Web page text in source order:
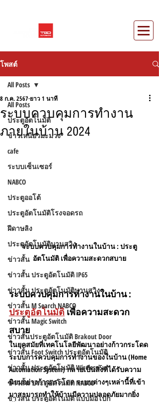
โพสต์
All Posts
ประตูอัตโนมัติ
ข้าวเหนียวมะม่วง
cafe
ระบบเซ็นเซอร์
NABCO
ประตูออโต้
ประตูอัตโนมัติโรงจอดรถ
ฝีดาษลิง
ประตูอัตโนมัติบานสวิง
ข่าวสั้น
ข่าวสั้น ประตูอัตโนมัติ IP65
ข่าวสั้น ประตูอัตโนมัติบานสวิง
ข่าวสั้น M Search NABCO
ข่าวสั้น Magic Switch
ข่าวสั้นประตูอัตโนมัติ Brakout Door
ข่าวสั้น Foot Switch ประตูอัตโนมัติ
ข่าวสั้น ประตูอัตโนมัติ Wireless Sw
ข่าวสั้น ประตูอัตโนมัติ NABCO
ข่าวสั้น ประตูอัตโนมัติ แบบมือโบก
All Posts
ระบบควบคุมการทํางาน
ภายในบ้าน 2024
8 ก.ค. 2567 ยาว 1 นาที
ระบบควบคุมการทำงานในบ้าน : ประตู
อัตโนมัติ เพื่อความสะดวกสบาย
ระบบควบคุมการทำงานในบ้าน :
ประตูอัตโนมัติ เพื่อความสะดวก
สบาย
ในยุคสมัยที่เทคโนโลยีพัฒนาอย่างก้าวกระโดด
ระบบการควบคุมการทำงานของในบ้าน (Home
Automation System) กลายเป็นสิ่งที่ได้รับความ
นิยมอย่างก้าวกระโดด ระบบต่างๆเหล่านี้ที่เข้า
มาสามารถทำให้บ้านมีความปลอดภัยมากยิ่ง